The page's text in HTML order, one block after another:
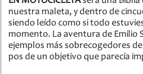
nuestra maleta, y dentro de
siendo leído como si todo
momento. La aventura de Emilio
ejemplos más sobrecogedores
pos de un objetivo que parecía